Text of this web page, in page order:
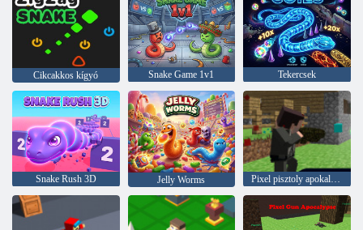
Cikcakkos kígyó Snake Game 1v1 Tekercsek
Snake Rush 3D Jelly Worms Pixel pisztoly apokalipszis 3